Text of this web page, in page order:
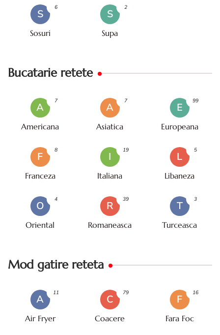
S
Sosuri
6
S
Supa
2
Bucatarie retete
A
Americana
7
A
Asiatica
7
E
Europeana
99
F
Franceza
8
I
Italiana
19
L
Libaneza
5
O
Oriental
4
R
Romaneasca
39
T
Turceasca
3
Mod gatire reteta
A
Air Fryer
11
C
Coacere
79
F
Fara Foc
16